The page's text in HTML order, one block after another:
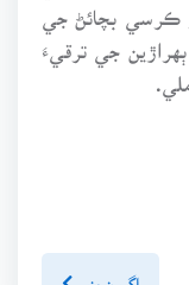
ڪرسي بچائڻ جي
جي ترقيءَ
اڳيون پنو